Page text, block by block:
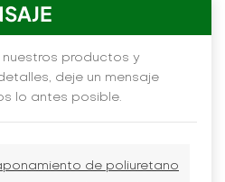
productos y
deje un mensaje
lo antes posible.
de poliuretano